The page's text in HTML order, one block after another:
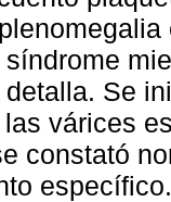
Se
várices
constató
específico.